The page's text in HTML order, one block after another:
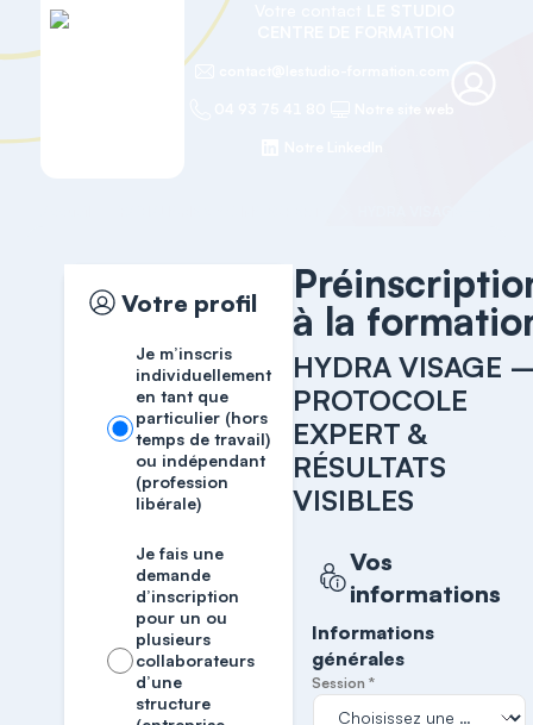
Votre profil
Je m’inscris
individuellement
en tant que
particulier (hors
temps de travail)
ou indépendant
(profession
libérale)
Je fais une
demande
d’inscription
pour un ou
plusieurs
collaborateurs
d’une
structure
à la
HYDRA VISAGE
PROTOCOLE
EXPERT &
RÉSULTATS
VISIBLES
Vos
informations
Informations
générales
Session *